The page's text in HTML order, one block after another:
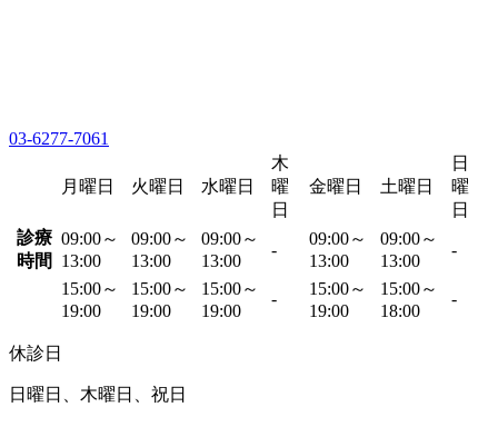
03-6277-7061
月曜日 火曜日 水曜日
木
曜
日
金曜日 土曜日
日
曜
日
診療
時間
09:00～
13:00
09:00～
13:00
09:00～
13:00
-
09:00～
13:00
09:00～
13:00
-
15:00～
19:00
15:00～
19:00
15:00～
19:00
-
15:00～
19:00
15:00～
18:00
-
休診日
日曜日、木曜日、祝日